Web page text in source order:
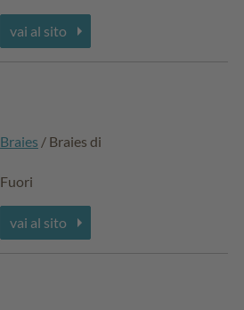
vai al sito
Braies / Braies di
Fuori
vai al sito